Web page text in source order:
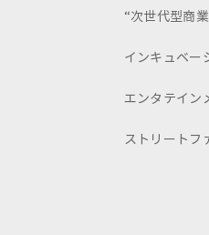
“次世代型商
インキュベー
エンタテイン
ストリートフ